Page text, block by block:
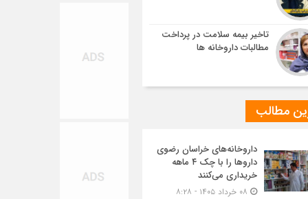
تاخیر بیمه سلامت در پرداخت
مطالبات داروخانه ها
مطالب
داروخانه‌های خراسان رضوی
داروها را با چک ۴ ماهه
خریداری می‌کنند